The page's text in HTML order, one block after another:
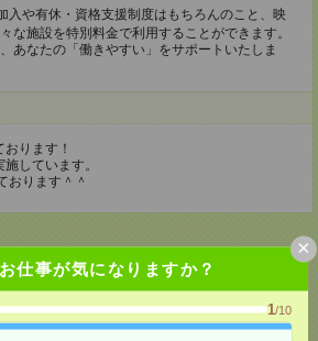
仕事が気になりますか？
1/10
×
入や有休・資格支援制度はもちろんのこと、映
な施設を特別料金で利用することができます。
あなたの「働きやすい」をサポートいたしま
ります！
しています。
おります＾＾
応募ページへ